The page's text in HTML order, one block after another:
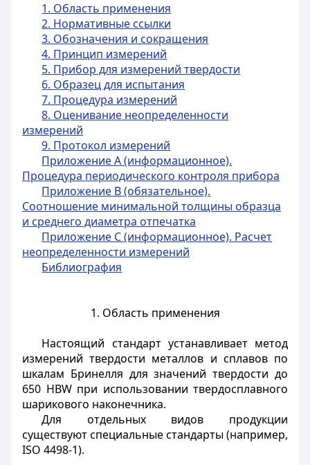
1. Область применения
2. Нормативные ссылки
3. Обозначения и сокращения
4. Принцип измерений
5. Прибор для измерений твердости
6. Образец для испытания
7. Процедура измерений
8. Оценивание неопределенности
измерений
9. Протокол измерений
Приложение А (информационное).
Процедура периодического контроля прибора
Приложение В (обязательное).
Соотношение минимальной толщины образца
и среднего диаметра отпечатка
Приложение С (информационное). Расчет
неопределенности измерений
Библиография
1. Область применения
Настоящий стандарт устанавливает метод
измерений твердости металлов и сплавов по
шкалам Бринелля для значений твердости до
650 HBW при использовании твердосплавного
шарикового наконечника.
Для отдельных видов продукции
существуют специальные стандарты (например,
ISO 4498-1).